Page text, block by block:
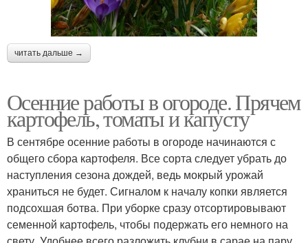
читать дальше →
Осенние работы в огороде. Прячем
картофель, томаты и капусту
В сентябре осенние работы в огороде начинаются с
общего сбора картофеля. Все сорта следует убрать до
наступления сезона дождей, ведь мокрый урожай
храниться не будет. Сигналом к началу копки является
подсохшая ботва. При уборке сразу отсортировывают
семенной картофель, чтобы подержать его немного на